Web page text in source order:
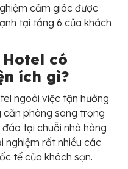
cảm giác được
tại tầng 6 của khách
có
ích gì?
ngoài việc tận hưởng
căn phòng sang trọng
tại chuỗi nhà hàng
nghiệm rất nhiều các
tế của khách sạn.